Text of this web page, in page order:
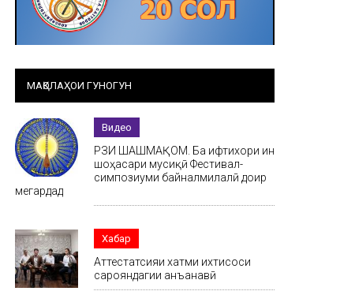
МАҚОЛАҲОИ ГУНОГУН
Видео
РӮЗИ ШАШМАҚОМ. Ба ифтихори ин
шоҳасари мусиқӣ Фестивал-
симпозиуми байналмилалӣ доир
мегардад
Хабар
Аттестатсияи хатми ихтисоси
сарояндагии анъанавӣ